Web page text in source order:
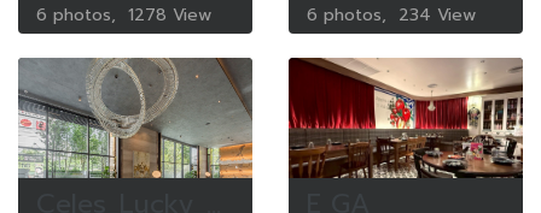
6 photos, 1278 View 6 photos, 234 View